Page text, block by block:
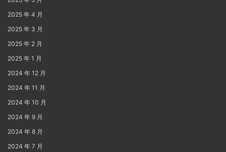
2025 年 4 月
2025 年 3 月
2025 年 2 月
2025 年 1 月
2024 年 12 月
2024 年 11 月
2024 年 10 月
2024 年 9 月
2024 年 8 月
2024 年 7 月